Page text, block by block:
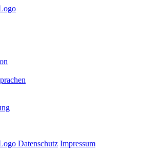
Datenschutz Impressum